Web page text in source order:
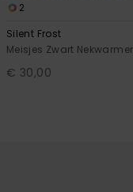
2
Silent Frost
Meisjes Zwart Nekwarmer
€ 30,00